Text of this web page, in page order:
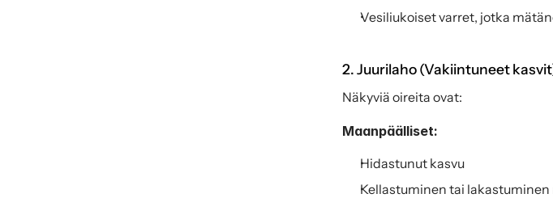
Vesiliukoiset varret, jotka
2. Juurilaho (Vakiintuneet
Näkyviä oireita ovat:
Maanpäälliset:
Hidastunut kasvu
Kellastuminen tai